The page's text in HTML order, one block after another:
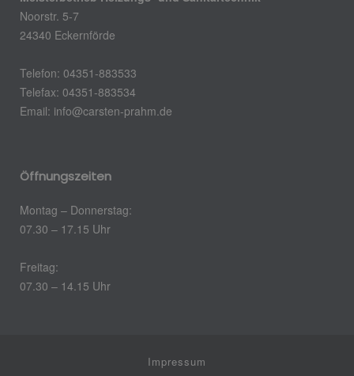
Noorstr. 5-7
24340 Eckernförde
Telefon: 04351-883533
Telefax: 04351-883534
Email: info@carsten-prahm.de
Öffnungszeiten
Montag – Donnerstag:
07.30 – 17.15 Uhr
Freitag:
07.30 – 14.15 Uhr
Impressum